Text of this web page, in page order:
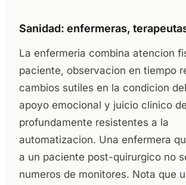
Sanidad: enfermeras,
La enfermeria combina atencion
paciente, observacion en tiempo
cambios sutiles en la condicion
apoyo emocional y juicio clinico
profundamente resistentes a la
automatizacion. Una enfermera
a un paciente post-quirurgico no
numeros de monitores. Nota que